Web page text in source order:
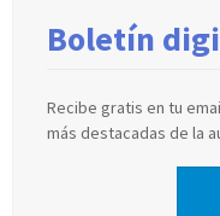
Boletín
Recibe gratis en tu
más destacadas de la